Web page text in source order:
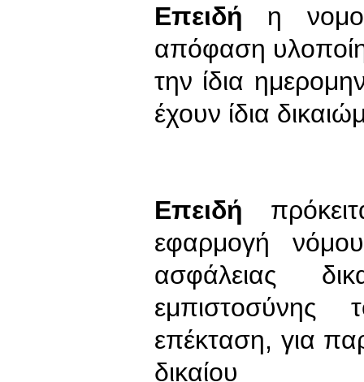
Επειδή η
απόφαση
την ίδια
έχουν ίδια
Επειδή
εφαρμογή
ασφάλειας
εμπιστοσύνης
επέκταση, για
δικαίου